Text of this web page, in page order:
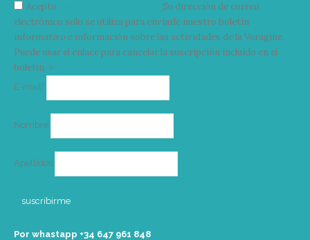
Acepto
Su dirección de correo
electrónico solo se utiliza para enviarle nuestro boletín
informativo e información sobre las actividades de la Vorágine.
Puede usar el enlace para cancelar la suscripción incluido en el
boletín. >
E-mail*
Nombre
Apellidos
Por whastapp +34 ‭647 961 848‬